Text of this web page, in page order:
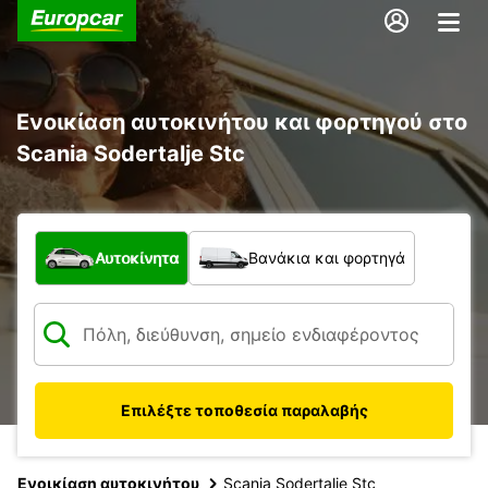
Ενοικίαση αυτοκινήτου και φορτηγού στο
Scania Sodertalje Stc
Τι τύπος οχήματος;
Αυτοκίνητα Βανάκια και φορτηγά
Επιλέξτε τοποθεσία παραλαβής
Ενοικίαση αυτοκινήτου Scania Sodertalje Stc